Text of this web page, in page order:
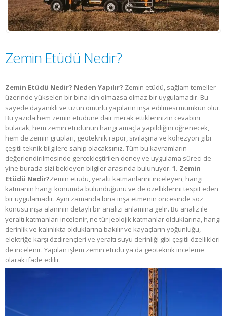
Zemin Etüdü Nedir?
Zemin Etüdü Nedir? Neden Yapılır? Zemin etüdü, sağlam temeller
üzerinde yükselen bir bina için olmazsa olmaz bir uygulamadır. Bu
sayede dayanıklı ve uzun ömürlü yapıların inşa edilmesi mümkün olur.
Bu yazıda hem zemin etüdüne dair merak ettiklerinizin cevabını
bulacak, hem zemin etüdünün hangi amaçla yapıldığını öğrenecek,
hem de zemin grupları, geoteknik rapor, sıvılaşma ve kohezyon gibi
çeşitli teknik bilgilere sahip olacaksınız. Tüm bu kavramların
değerlendirilmesinde gerçekleştirilen deney ve uygulama süreci de
yine burada sizi bekleyen bilgiler arasında bulunuyor. 1. Zemin
Etüdü Nedir?​Zemin etüdü, yeraltı katmanlarını inceleyen, hangi
katmanın hangi konumda bulunduğunu ve de özelliklerini tespit eden
bir uygulamadır. Aynı zamanda bina inşa etmenin öncesinde söz
konusu inşa alanının detaylı bir analizi anlamına gelir. Bu analiz ile
yeraltı katmanları incelenir, ne tür jeolojik katmanlar olduklarına, hangi
derinlik ve kalınlıkta olduklarına bakılır ve kayaçların yoğunluğu,
elektriğe karşı özdirençleri ve yeraltı suyu derinliği gibi çeşitli özellikleri
de incelenir. Yapılan işlem zemin etüdü ya da geoteknik inceleme
olarak ifade edilir.